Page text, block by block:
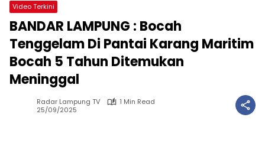
Video Terkini
BANDAR LAMPUNG : Bocah
Tenggelam Di Pantai Karang Maritim
Bocah 5 Tahun Ditemukan
Meninggal
Radar Lampung TV
1 Min Read
25/09/2025